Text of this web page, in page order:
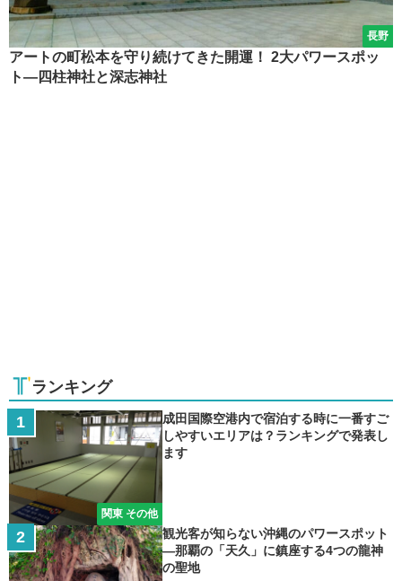
長野
アートの町松本を守り続けてきた開運！ 2大パワースポッ
ト―四柱神社と深志神社
ランキング
関東 その他
成田国際空港内で宿泊する時に一番すご
しやすいエリアは？ランキングで発表し
ます
観光客が知らない沖縄のパワースポット
―那覇の「天久」に鎮座する4つの龍神
の聖地